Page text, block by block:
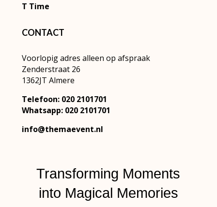
T Time
CONTACT
Voorlopig adres alleen op afspraak
Zenderstraat 26
1362JT Almere
Telefoon: 020 2101701
Whatsapp: 020 2101701
info@themaevent.nl
Transforming Moments
into Magical Memories